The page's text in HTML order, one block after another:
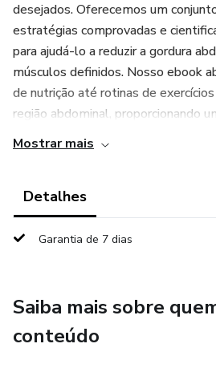
desejados. Oferecemos um
estratégias comprovadas e
para ajudá-lo a reduzir a gordura
músculos definidos. Nosso ebook
de nutrição até rotinas de
região abdominal, proporcionando
Mostrar mais
Detalhes
Garantia de 7 dias
Saiba mais sobre
conteúdo